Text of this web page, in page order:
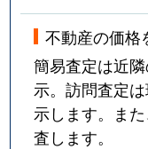
不動産の価格
簡易査定は近
示。訪問査定
示します。ま
査します。